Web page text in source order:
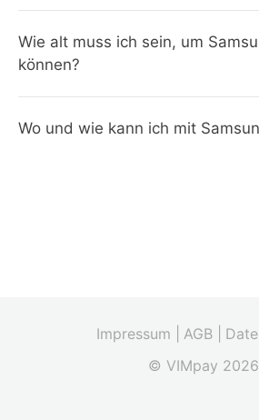
Wie alt muss ich sein, um
können?
Wo und wie kann ich mit
Impressum | AGB |
© VIMpay 2026